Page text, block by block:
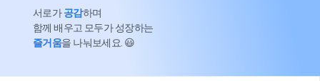
서로가공감하며
함께 배우고 모두가 성장하는
즐거움을 나눠보세요. 😃